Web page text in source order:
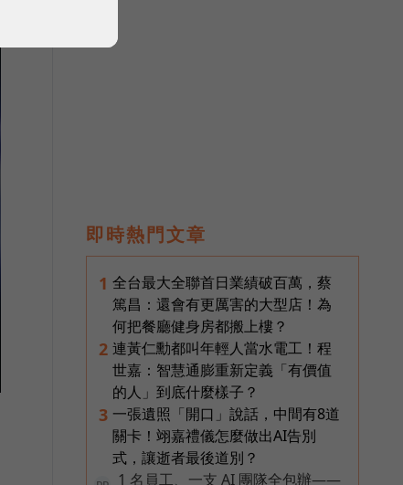
即時熱門文章
1 全台最大全聯首日業績破百萬，蔡
篤昌：還會有更厲害的大型店！為
何把餐廳健身房都搬上樓？
2 連黃仁勳都叫年輕人當水電工！程
世嘉：智慧通膨重新定義「有價值
的人」到底什麼樣子？
3 一張遺照「開口」說話，中間有8道
關卡！翊嘉禮儀怎麼做出AI告別
式，讓逝者最後道別？
1 名員工、一支 AI 團隊全包辦——